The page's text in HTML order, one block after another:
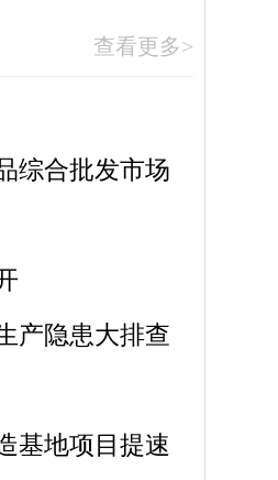
查看更多>
综合批发市场
产隐患大排查
基地项目提速